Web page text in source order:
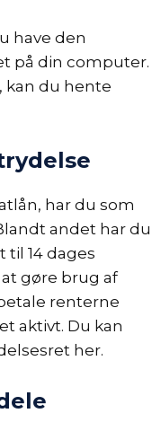
have den
på din computer.
kan du hente
har du som
andet har du
til 14 dages
gøre brug af
renterne
aktivt. Du kan
her.